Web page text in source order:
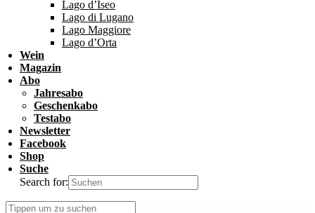
Lago d’Iseo
Lago di Lugano
Lago Maggiore
Lago d’Orta
Wein
Magazin
Abo
Jahresabo
Geschenkabo
Testabo
Newsletter
Facebook
Shop
Suche
Search for: